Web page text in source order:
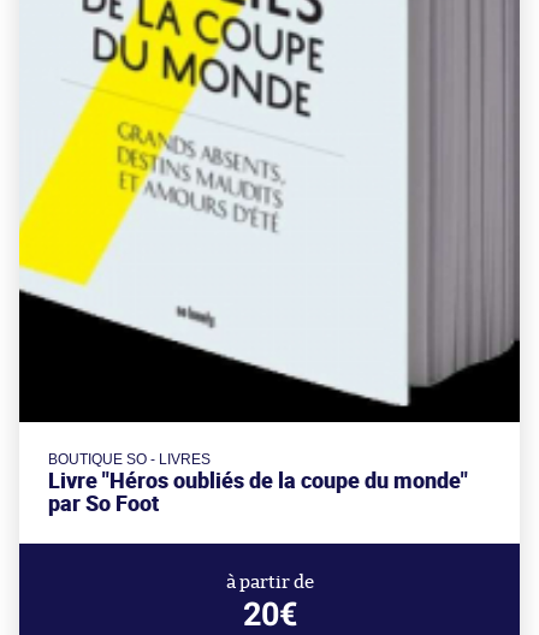
BOUTIQUE SO - LIVRES
Livre "Héros oubliés de la coupe du monde"
par So Foot
à partir de
20€